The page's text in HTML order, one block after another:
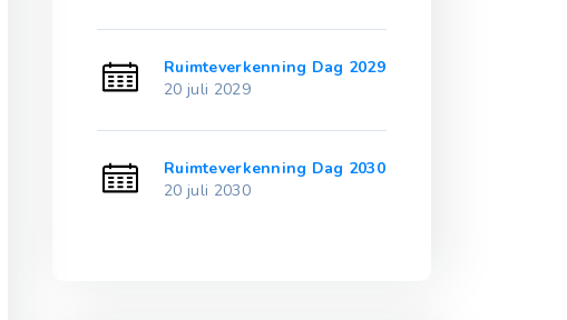
Dag 2024
Ruimteverkenning Dag 2029
20 juli 2029
Ruimteverkenning Dag 2030
20 juli 2030